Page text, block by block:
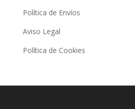
Política de Envíos
Aviso Legal
Política de Cookies